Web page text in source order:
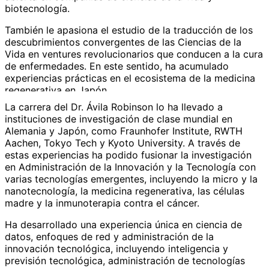
biotecnología.
También le apasiona el estudio de la traducción de los
descubrimientos convergentes de las Ciencias de la
Vida en ventures revolucionarios que conducen a la cura
de enfermedades. En este sentido, ha acumulado
experiencias prácticas en el ecosistema de la medicina
regenerativa en Japón.
La investigación del Dr. Ávila Robinson se ha publicado
en varias revistas de primer nivel en el campo de la
tecnología y la administración de la innovación, como
Technovation, Technological Forecasting and Social
Change, y Scientometrics. También es un revisor ad hoc
para algunas de las principales revistas en este campo.
La carrera del Dr. Ávila Robinson lo ha llevado a
instituciones de investigación de clase mundial en
Alemania y Japón, como Fraunhofer Institute, RWTH
Aachen, Tokyo Tech y Kyoto University. A través de
estas experiencias ha podido fusionar la investigación
en Administración de la Innovación y la Tecnología con
varias tecnologías emergentes, incluyendo la micro y la
nanotecnología, la medicina regenerativa, las células
madre y la inmunoterapia contra el cáncer.
Ha desarrollado una experiencia única en ciencia de
datos, enfoques de red y administración de la
innovación tecnológica, incluyendo inteligencia y
previsión tecnológica, administración de tecnologías